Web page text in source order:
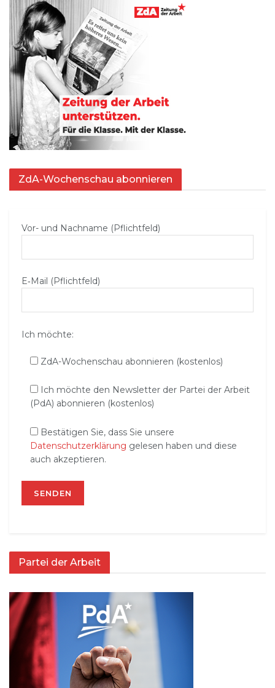
ZdA-Wochenschau abonnieren
Vor- und Nachname (Pflichtfeld)
E‑Mail (Pflichtfeld)
Ich möchte:
ZdA-Wochenschau abonnieren (kostenlos)
Ich möchte den Newsletter der Partei der Arbeit
(PdA) abonnieren (kostenlos)
Bestätigen Sie, dass Sie unsere
Datenschutzerklärung gelesen haben und diese
auch akzeptieren.
Partei der Arbeit